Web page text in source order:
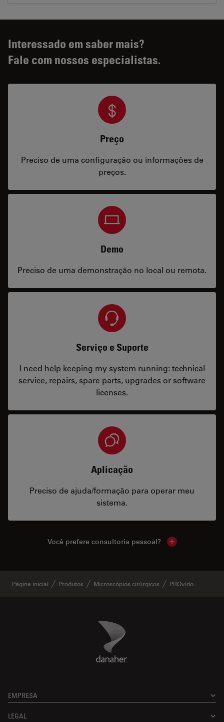
Interessado em saber mais?
Fale com nossos especialistas.
Preço
Preciso de uma configuração ou informações de
preços.
Demo
Preciso de uma demonstração no local ou remota.
Serviço e Suporte
I need help keeping my system running: technical
service, repairs, spare parts, upgrades or software
licenses.
Aplicação
Preciso de ajuda/formação para operar meu
sistema.
Você prefere consultoria pessoal? Show local
Página inicial Produtos Microscópios cirúrgicos PROvido
Danaher Logo
EMPRESA
LEGAL